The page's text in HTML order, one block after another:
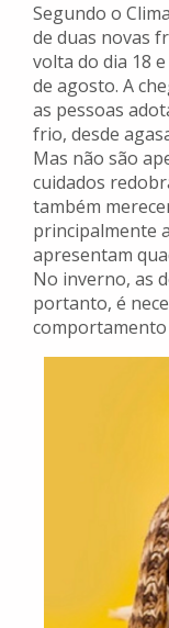
Segundo o
de duas novas
volta do dia 18
de agosto. A
as pessoas
frio, desde
Mas não são
cuidados
também
principalmente
apresentam
No inverno, as
portanto, é